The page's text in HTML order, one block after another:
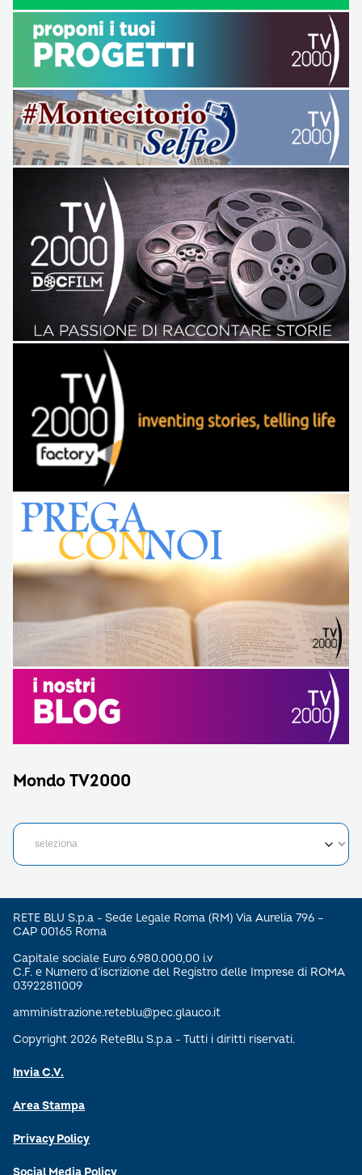
Mondo TV2000
RETE BLU S.p.a - Sede Legale Roma (RM) Via Aurelia 796 –
CAP 00165 Roma
Capitale sociale Euro 6.980.000,00 i.v
C.F. e Numero d’iscrizione del Registro delle Imprese di ROMA
03922811009
amministrazione.reteblu@pec.glauco.it
Copyright 2026 ReteBlu S.p.a - Tutti i diritti riservati.
Invia C.V.
Area Stampa
Privacy Policy